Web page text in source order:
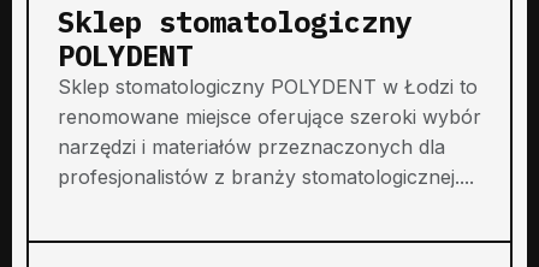
Sklep stomatologiczny
POLYDENT
Sklep stomatologiczny POLYDENT w Łodzi to
renomowane miejsce oferujące szeroki wybór
narzędzi i materiałów przeznaczonych dla
profesjonalistów z branży stomatologicznej....